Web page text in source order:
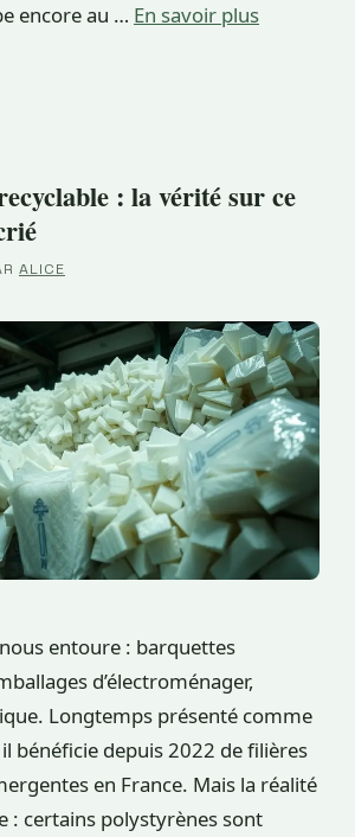
encore au … En savoir plus
: la vérité sur ce
ALICE
entoure : barquettes
d’électroménager,
Longtemps présenté comme
bénéficie depuis 2022 de filières
en France. Mais la réalité
: certains polystyrènes sont